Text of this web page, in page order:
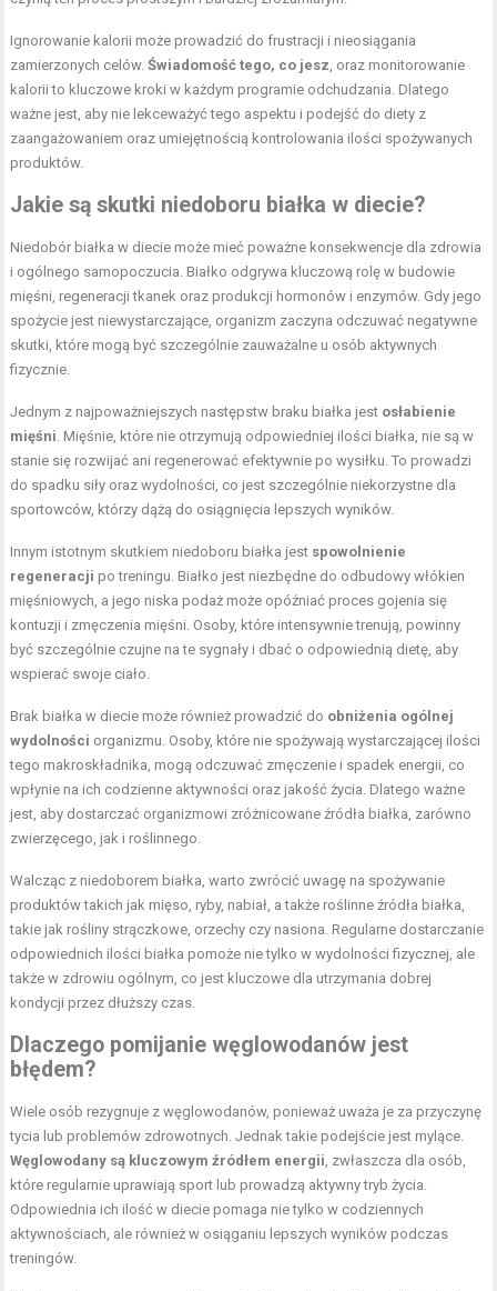
Ignorowanie kalorii może prowadzić do frustracji i nieosiągania
zamierzonych celów.Świadomość tego, co jesz, oraz monitorowanie
kalorii to kluczowe kroki w każdym programie odchudzania. Dlatego
ważne jest, aby nie lekceważyć tego aspektu i podejść do diety z
zaangażowaniem oraz umiejętnością kontrolowania ilości spożywanych
produktów.
Jakie są skutki niedoboru białka w diecie?
Niedobór białka w diecie może mieć poważne konsekwencje dla zdrowia
i ogólnego samopoczucia. Białko odgrywa kluczową rolę w budowie
mięśni, regeneracji tkanek oraz produkcji hormonów i enzymów. Gdy jego
spożycie jest niewystarczające, organizm zaczyna odczuwać negatywne
skutki, które mogą być szczególnie zauważalne u osób aktywnych
fizycznie.
Jednym z najpoważniejszych następstw braku białka jest osłabienie
mięśni. Mięśnie, które nie otrzymują odpowiedniej ilości białka, nie są w
stanie się rozwijać ani regenerować efektywnie po wysiłku. To prowadzi
do spadku siły oraz wydolności, co jest szczególnie niekorzystne dla
sportowców, którzy dążą do osiągnięcia lepszych wyników.
Innym istotnym skutkiem niedoboru białka jest spowolnienie
regeneracji po treningu. Białko jest niezbędne do odbudowy włókien
mięśniowych, a jego niska podaż może opóźniać proces gojenia się
kontuzji i zmęczenia mięśni. Osoby, które intensywnie trenują, powinny
być szczególnie czujne na te sygnały i dbać o odpowiednią dietę, aby
wspierać swoje ciało.
Brak białka w diecie może również prowadzić do obniżenia ogólnej
wydolności organizmu. Osoby, które nie spożywają wystarczającej ilości
tego makroskładnika, mogą odczuwać zmęczenie i spadek energii, co
wpłynie na ich codzienne aktywności oraz jakość życia. Dlatego ważne
jest, aby dostarczać organizmowi zróżnicowane źródła białka, zarówno
zwierzęcego, jak i roślinnego.
Walcząc z niedoborem białka, warto zwrócić uwagę na spożywanie
produktów takich jak mięso, ryby, nabiał, a także roślinne źródła białka,
takie jak rośliny strączkowe, orzechy czy nasiona. Regularne dostarczanie
odpowiednich ilości białka pomoże nie tylko w wydolności fizycznej, ale
także w zdrowiu ogólnym, co jest kluczowe dla utrzymania dobrej
kondycji przez dłuższy czas.
Dlaczego pomijanie węglowodanów jest
błędem?
Wiele osób rezygnuje z węglowodanów, ponieważ uważa je za przyczynę
tycia lub problemów zdrowotnych. Jednak takie podejście jest mylące.
Węglowodany są kluczowym źródłem energii, zwłaszcza dla osób,
które regularnie uprawiają sport lub prowadzą aktywny tryb życia.
Odpowiednia ich ilość w diecie pomaga nie tylko w codziennych
aktywnościach, ale również w osiąganiu lepszych wyników podczas
treningów.